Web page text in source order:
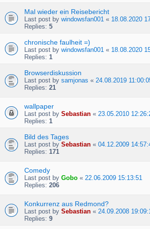
Mal wieder ein Reisebericht
Last post by windowsfan001 « 18.08.2020
Replies: 5
chronische faulheit =)
Last post by windowsfan001 « 18.08.2020
Replies: 1
Browserdiskussion
Last post by samjonas « 24.08.2019
Replies: 21
wallpaper
Last post by Sebastian « 23.05.2010
Replies: 1
Bild des Tages
Last post by Sebastian « 04.12.2009
Replies: 171
Comedy
Last post by Gobo « 22.06.2009 15:13:51
Replies: 206
Konkurrenz aus Redmond?
Last post by Sebastian « 24.09.2008
Replies: 9